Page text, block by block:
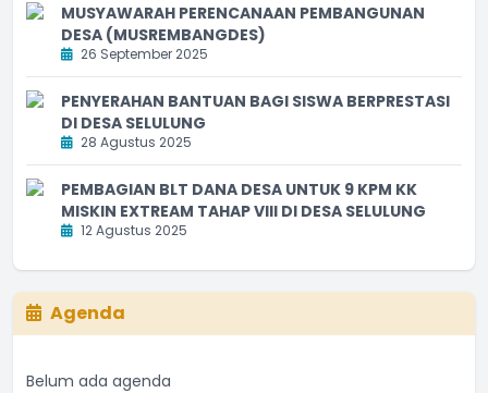
MUSYAWARAH PERENCANAAN PEMBANGUNAN
DESA (MUSREMBANGDES)
26 September 2025
PENYERAHAN BANTUAN BAGI SISWA BERPRESTASI
DI DESA SELULUNG
28 Agustus 2025
PEMBAGIAN BLT DANA DESA UNTUK 9 KPM KK
MISKIN EXTREAM TAHAP VIII DI DESA SELULUNG
12 Agustus 2025
Agenda
Belum ada agenda